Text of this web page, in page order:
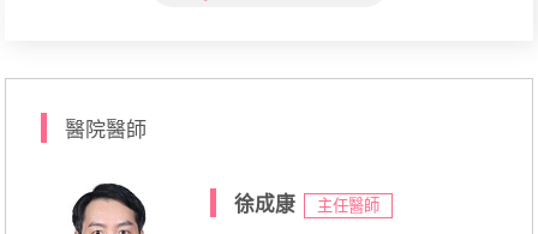
醫院醫師
徐成康 主任醫師